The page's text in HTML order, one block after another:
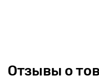
Отзывы о